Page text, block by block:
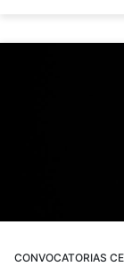
CONVOCATORIAS